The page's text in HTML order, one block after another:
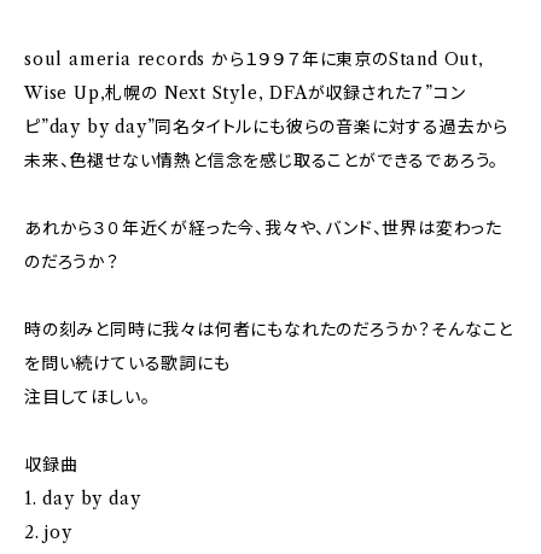
soul ameria records から１９９７年に東京のStand Out,
Wise Up,札幌の Next Style, DFAが収録された７”コン
ピ”day by day”同名タイトルにも彼らの音楽に対する過去から
未来、色褪せない情熱と信念を感じ取ることができるであろう。
あれから３０年近くが経った今、我々や、バンド、世界は変わった
のだろうか？
時の刻みと同時に我々は何者にもなれたのだろうか？そんなこと
を問い続けている歌詞にも
注目してほしい。
収録曲
1. day by day
2. joy